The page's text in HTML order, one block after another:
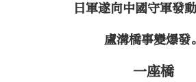
日軍遂向中國守軍發動
盧溝橋事變爆發。
一座橋